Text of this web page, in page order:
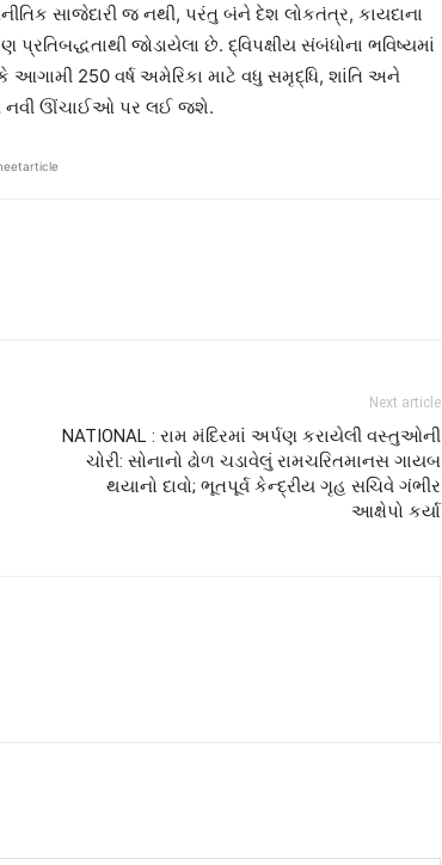
સાજેદારી જ નથી, પરંતુ બંને દેશ લોકતંત્ર, કાયદાના
જોડાયેલા છે. દ્વિપક્ષીય સંબંધોના ભવિષ્યમાં
250 વર્ષ અમેરિકા માટે વધુ સમૃદ્ધિ, શાંતિ અને
નવી ઊંચાઈઓ પર લઈ જશે.
Next article
NATIONAL : રામ મંદિરમાં અર્પણ કરાયેલી વસ્તુઓની
ચોરી: સોનાનો ઢોળ ચડાવેલું રામચરિતમાનસ ગાયબ
થયાનો દાવો; ભૂતપૂર્વ કેન્દ્રીય ગૃહ સચિવે ગંભીર
આક્ષેપો કર્યા